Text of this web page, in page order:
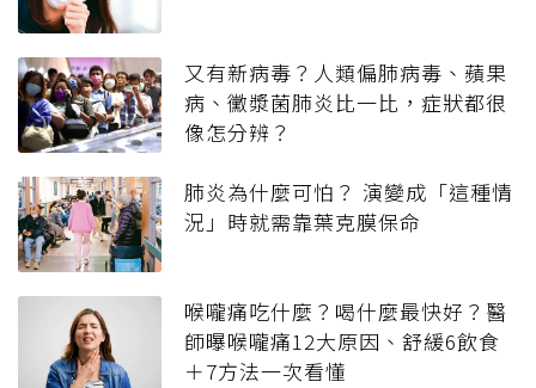
又有新病毒？人類偏肺病毒、蘋果
病、黴漿菌肺炎比一比，症狀都很
像怎分辨？
肺炎為什麼可怕？ 演變成「這種情
況」時就需靠葉克膜保命
喉嚨痛吃什麼？喝什麼最快好？醫
師曝喉嚨痛12大原因、舒緩6飲食
＋7方法一次看懂